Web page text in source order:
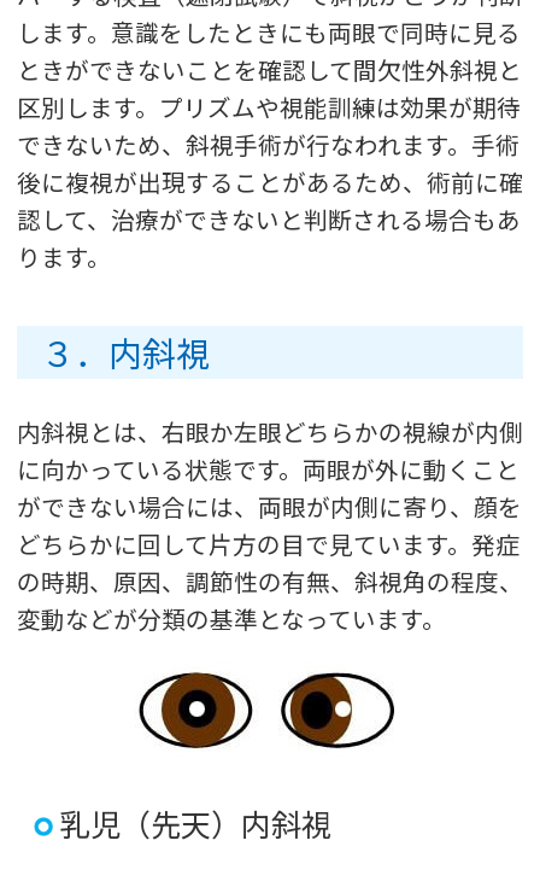
します。意識をしたときにも両眼で同時に見る
ときができないことを確認して間欠性外斜視と
区別します。プリズムや視能訓練は効果が期待
できないため、斜視手術が行なわれます。手術
後に複視が出現することがあるため、術前に確
認して、治療ができないと判断される場合もあ
ります。
３．内斜視
内斜視とは、右眼か左眼どちらかの視線が内側
に向かっている状態です。両眼が外に動くこと
ができない場合には、両眼が内側に寄り、顔を
どちらかに回して片方の目で見ています。発症
の時期、原因、調節性の有無、斜視角の程度、
変動などが分類の基準となっています。
乳児（先天）内斜視